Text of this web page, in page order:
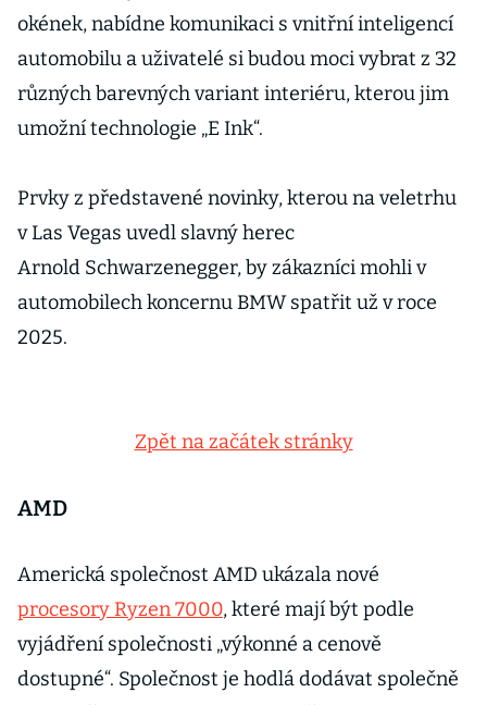
okének, nabídne komunikaci s vnitřní inteligencí
automobilu a uživatelé si budou moci vybrat z 32
různých barevných variant interiéru, kterou jim
umožní technologie „E Ink“.
Prvky z představené novinky, kterou na veletrhu
v Las Vegas uvedl slavný herec
Arnold Schwarzenegger, by zákazníci mohli v
automobilech koncernu BMW spatřit už v roce
2025.
Zpět na začátek stránky
AMD
Americká společnost AMD ukázala nové
procesory Ryzen 7000, které mají být podle
vyjádření společnosti „výkonné a cenově
dostupné“. Společnost je hodlá dodávat společně